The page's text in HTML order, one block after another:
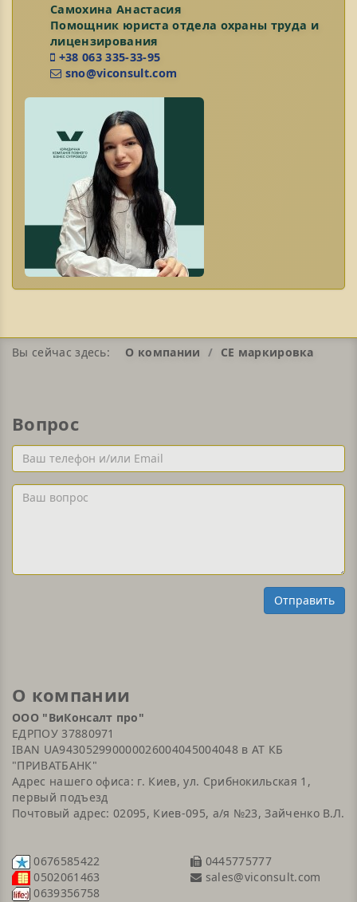
Самохина Анастасия
Помощник юриста отдела охраны труда и
лицензирования
+38 063 335-33-95
sno@viconsult.com
Вы сейчас здесь: О компании СЕ маркировка
Вопрос
Ваш
телефон
и/
или
Ваш
вопрос
Отправить
О компании
ООО "ВиКонсалт про"
ЕДРПОУ 37880971
IBAN UA943052990000026004045004048 в АТ КБ
"ПРИВАТБАНК"
Адрес нашего офиса: г. Киев, ул. Срибнокильская 1,
первый подъезд
Почтовый адрес: 02095, Киев-095, а/я №23, Зайченко В.Л.
0676585422
0502061463
0639356758
0445775777
sales@viconsult.com